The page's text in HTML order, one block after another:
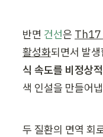
반면 건선은 Th17
활성화되면서 발
식 속도를 비정상
색 인설을 만들어
두 질환의 면역 회